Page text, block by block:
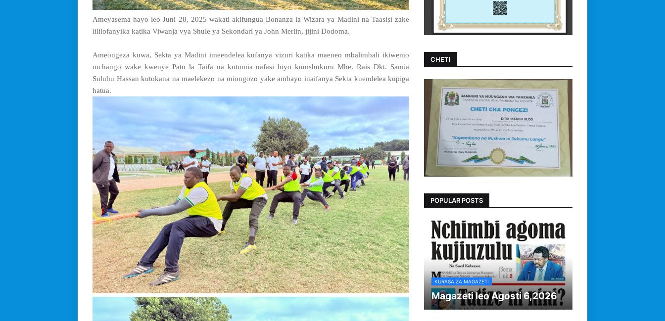
Ameyasema hayo leo Juni 28, 2025 wakati akifungua Bonanza la Wizara ya Madini na Taasisi zake
lililofanyika katika Viwanja vya Shule ya Sekondari ya John Merlin, jijini Dodoma.
Ameongeza kuwa, Sekta ya Madini imeendelea kufanya vizuri katika maeneo mbalimbali ikiwemo
mchango wake kwenye Pato la Taifa na kutumia nafasi hiyo kumshukuru Mhe. Rais Dkt. Samia
Suluhu Hassan kutokana na maelekezo na miongozo yake ambayo inaifanya Sekta kuendelea kupiga
hatua.
CHETI
POPULAR POSTS
KURASA ZA MAGAZETI
Magazeti leo Agosti 6,2026